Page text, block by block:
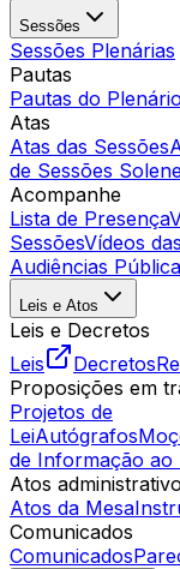
Sessões
Sessões Plenárias
Pautas
Pautas do Plenário
Atas
Atas das Sessões
de Sessões
Acompanhe
Lista de Presença
SessõesVídeos
Audiências
Leis e Atos
Leis e Decretos
Leis
Decretos
Proposições em
Projetos de
LeiAutógrafos
de Informação ao
Atos
Atos da Mesa
Comunicados
Comunicados